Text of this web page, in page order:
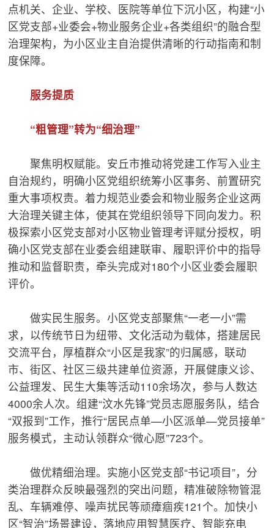
点机关、企业、学校、医院等单位下沉小区，构建“小
区党支部+业委会+物业服务企业+各类组织”的融合型
治理架构，为小区业主自治提供清晰的行动指南和制
度保障。
服务提质
“粗管理”转为“细治理”
聚焦明权赋能。安丘市推动将党建工作写入业主
自治规约，明确小区党组织统筹小区事务、前置研究
重大事项权责。着力规范业委会和物业服务企业这两
大治理关键主体，使其在党组织领导下同向发力。积
极探索小区党支部对小区物业管理考评赋分授权，明
确小区党支部在业委会组建联审、履职评价中的指导
推动和监督职责，牵头完成对180个小区业委会履职
评价。
做实民生服务。小区党支部聚焦“一老一小”需
求，以传统节日为纽带、文化活动为载体，搭建居民
交流平台，厚植群众“小区是我家”的归属感，联动
市、街区、社区三级共建单位资源，开展健康义诊、
公益理发、民生大集等活动110余场次，参与人数达
4000余人次。组建“汶水先锋”党员志愿服务队，结合
“双报到”工作，推行“居民点单—小区派单—党员接单”
服务模式，主动认领群众“微心愿”723个。
做优精细治理。实施小区党支部“书记项目”，分
类治理群众反映最强烈的突出问题，精准破除物管混
乱、车辆难停、噪声扰民等顽瘴痼疾121个。加快小
区“智治”场景建设，落地应用智慧医疗、智能充电